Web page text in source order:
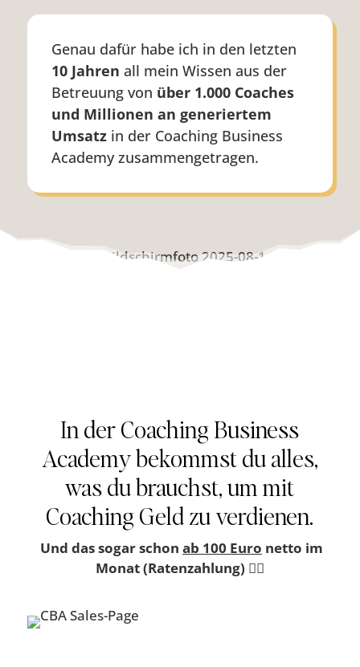
Genau dafür habe ich in den letzten
10 Jahren all mein Wissen aus der
Betreuung von über 1.000 Coaches
und Millionen an generiertem
Umsatzin der Coaching Business
Academy zusammengetragen.
In der Coaching Business
Academy bekommst du alles,
was du brauchst, um mit
Coaching Geld zu verdienen.
Und das sogar schon ab 100 Euro netto im
Monat (Ratenzahlung) 😮‍💨